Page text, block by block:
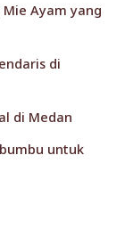
Mie Ayam yang
di
di Medan
untuk